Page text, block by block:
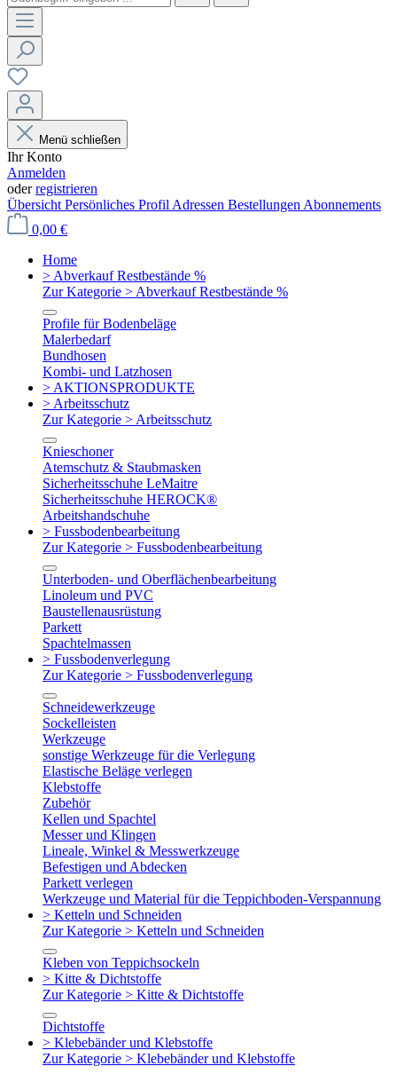
Menü schließen
Ihr Konto
Anmelden
oderregistrieren
Übersicht Persönliches Profil Adressen Bestellungen Abonnements
0,00 €
Home
> Abverkauf Restbestände %
Zur Kategorie > Abverkauf Restbestände %
Profile für Bodenbeläge
Malerbedarf
Bundhosen
Kombi- und Latzhosen
> AKTIONSPRODUKTE
> Arbeitsschutz
Zur Kategorie > Arbeitsschutz
Knieschoner
Atemschutz & Staubmasken
Sicherheitsschuhe LeMaitre
Sicherheitsschuhe HEROCK®
Arbeitshandschuhe
> Fussbodenbearbeitung
Zur Kategorie > Fussbodenbearbeitung
Unterboden- und Oberflächenbearbeitung
Linoleum und PVC
Baustellenausrüstung
Parkett
Spachtelmassen
> Fussbodenverlegung
Zur Kategorie > Fussbodenverlegung
Schneidewerkzeuge
Sockelleisten
Werkzeuge
sonstige Werkzeuge für die Verlegung
Elastische Beläge verlegen
Klebstoffe
Zubehör
Kellen und Spachtel
Messer und Klingen
Lineale, Winkel & Messwerkzeuge
Befestigen und Abdecken
Parkett verlegen
Werkzeuge und Material für die Teppichboden-Verspannung
> Ketteln und Schneiden
Zur Kategorie > Ketteln und Schneiden
Kleben von Teppichsockeln
> Kitte & Dichtstoffe
Zur Kategorie > Kitte & Dichtstoffe
Dichtstoffe
> Klebebänder und Klebstoffe
Zur Kategorie > Klebebänder und Klebstoffe